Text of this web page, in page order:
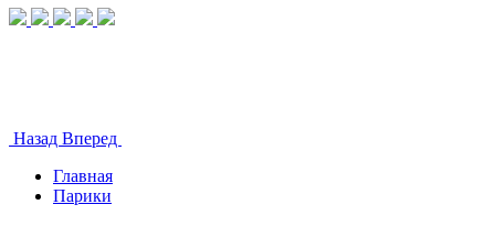
Назад Вперед
Главная
Парики